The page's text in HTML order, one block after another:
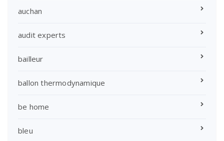
auchan
audit experts
bailleur
ballon thermodynamique
be home
bleu